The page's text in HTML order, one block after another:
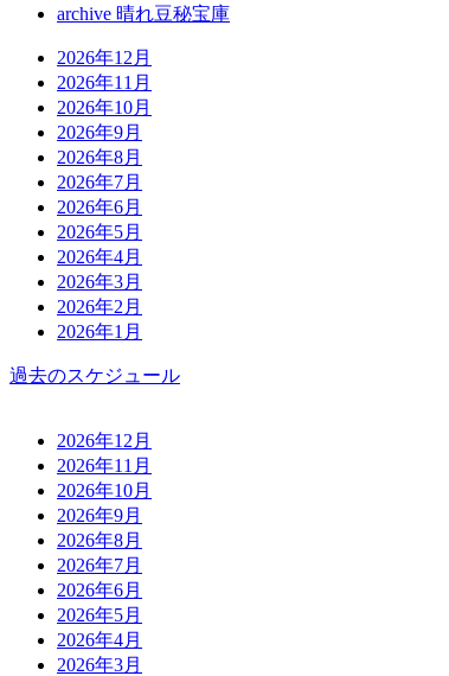
archive 晴れ豆秘宝庫
2026年12月
2026年11月
2026年10月
2026年9月
2026年8月
2026年7月
2026年6月
2026年5月
2026年4月
2026年3月
2026年2月
2026年1月
過去のスケジュール
2026年12月
2026年11月
2026年10月
2026年9月
2026年8月
2026年7月
2026年6月
2026年5月
2026年4月
2026年3月